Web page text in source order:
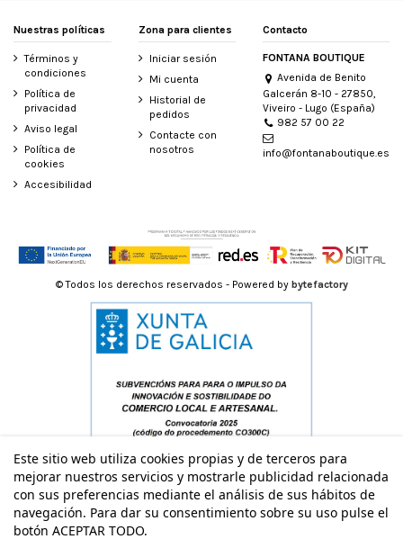
Nuestras políticas
Términos y
condiciones
Política de
privacidad
Aviso legal
Política de
cookies
Accesibilidad
Zona para clientes
Iniciar sesión
Mi cuenta
Historial de
pedidos
Contacte con
nosotros
Contacto
FONTANA BOUTIQUE
Avenida de Benito
Galcerán 8-10 - 27850,
Viveiro - Lugo (España)
982 57 00 22
info@fontanaboutique.es
Este sitio web utiliza cookies propias y de terceros para
mejorar nuestros servicios y mostrarle publicidad relacionada
con sus preferencias mediante el análisis de sus hábitos de
navegación. Para dar su consentimiento sobre su uso pulse el
botón ACEPTAR TODO.
© Todos los derechos reservados - Powered by bytefactory